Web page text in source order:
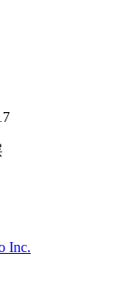
Inc.